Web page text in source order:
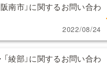
南市」に関するお問い合わ
2022/08/24
綾部」に関するお問い合わ